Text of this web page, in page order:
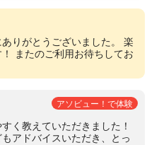
りがとうございました。 楽
またのご利用お待ちしてお
アソビュー！で体験
く教えていただきました！
アドバイスいただき、とっ